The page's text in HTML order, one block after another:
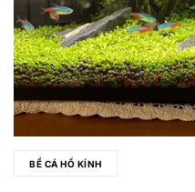
BỂ CÁ HỒ KÍNH